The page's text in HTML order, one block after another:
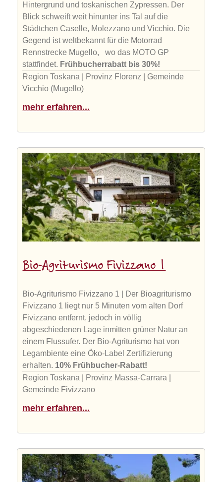
Hintergrund und toskanischen Zypressen. Der
Blick schweift weit hinunter ins Tal auf die
Städtchen Caselle, Molezzano und Vicchio. Die
Gegend ist weltbekannt für die Motorrad
Rennstrecke Mugello, wo das MOTO GP
stattfindet. Frühbucherrabatt bis 30%!
Region Toskana | Provinz Florenz | Gemeinde
Vicchio (Mugello)
mehr erfahren...
Bio-Agriturismo Fivizzano 1
Bio-Agriturismo Fivizzano 1 | Der Bioagriturismo
Fivizzano 1 liegt nur 5 Minuten vom alten Dorf
Fivizzano entfernt, jedoch in völlig
abgeschiedenen Lage inmitten grüner Natur an
einem Flussufer. Der Bio-Agriturismo hat von
Legambiente eine Öko-Label Zertifizierung
erhalten. 10% Frühbucher-Rabatt!
Region Toskana | Provinz Massa-Carrara |
Gemeinde Fivizzano
mehr erfahren...